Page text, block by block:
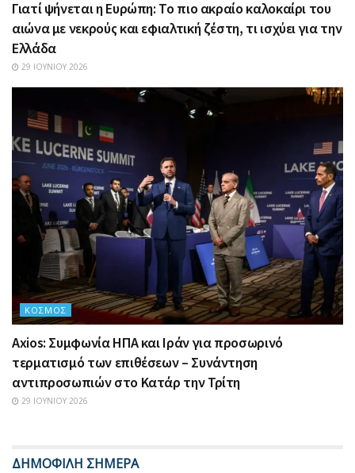
Γιατί ψήνεται η Ευρώπη: Το πιο ακραίο καλοκαίρι του
αιώνα με νεκρούς και εφιαλτική ζέστη, τι ισχύει για την
Ελλάδα
29 ΙΟΥΝΊΟΥ 2026
ΚΌΣΜΟΣ
Axios: Συμφωνία ΗΠΑ και Ιράν για προσωρινό
τερματισμό των επιθέσεων – Συνάντηση
αντιπροσωπιών στο Κατάρ την Τρίτη
29 ΙΟΥΝΊΟΥ 2026
ΔΗΜΟΦΙΛΗ ΣΗΜΕΡΑ